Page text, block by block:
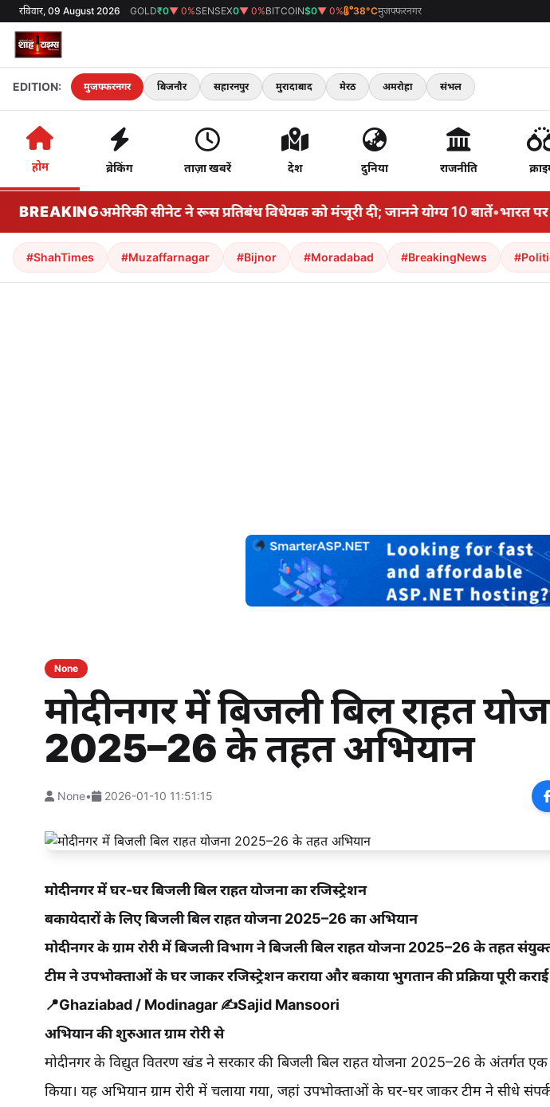
रविवार, 09 August 2026 GOLD₹0▼ 0%SENSEX0▼ 0%BITCOIN$0▼ 0% 38°Cमुजफ्फरनगर
EDITION: मुजफ्फरनगर बिजनौर सहारनपुर मुरादाबाद मेरठ अमरोहा संभल
होम ब्रेकिंग ताज़ा खबरें देश दुनिया राजनीति
BREAKING
टैरिफ? अमेरिकी सीनेट ने रूस प्रतिबंध विधेयक को मंजूरी दी; जानने योग्य 10 बातें•भारत पर
#ShahTimes #Muzaffarnagar #Bijnor #Moradabad #BreakingNews
None
मोदीनगर में बिजली बिल राहत
2025–26 के तहत अभियान
None• 2026-01-10 11:51:15
मोदीनगर में घर-घर बिजली बिल राहत योजना का रजिस्ट्रेशन
बकायेदारों के लिए बिजली बिल राहत योजना 2025–26 का अभियान
मोदीनगर के ग्राम रोरी में बिजली विभाग ने बिजली बिल राहत योजना 2025–26 के तहत
टीम ने उपभोक्ताओं के घर जाकर रजिस्ट्रेशन कराया और बकाया भुगतान की प्रक्रिया पूरी
📍Ghaziabad / Modinagar ✍️Sajid Mansoori
अभियान की शुरुआत ग्राम रोरी से
मोदीनगर के विद्युत वितरण खंड ने सरकार की बिजली बिल राहत योजना 2025–26 के अंतर्गत
किया। यह अभियान ग्राम रोरी में चलाया गया, जहां उपभोक्ताओं के घर-घर जाकर टीम ने सीधे